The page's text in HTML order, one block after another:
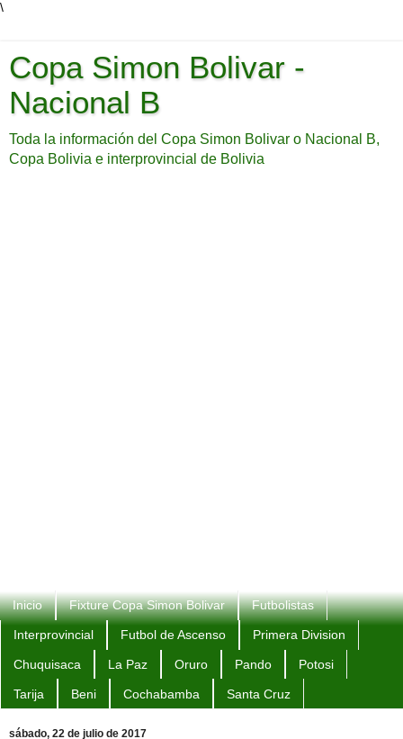
\
Copa Simon Bolivar -
Nacional B
Toda la información del Copa Simon Bolivar o Nacional B,
Copa Bolivia e interprovincial de Bolivia
Inicio Fixture Copa Simon Bolivar Futbolistas
Interprovincial Futbol de Ascenso Primera Division
Chuquisaca La Paz Oruro Pando Potosi
Tarija Beni Cochabamba Santa Cruz
sábado, 22 de julio de 2017